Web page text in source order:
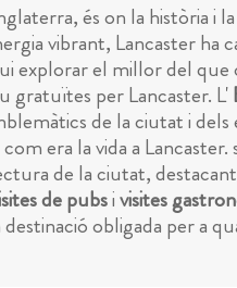
és on la història i
vibrant, Lancaster
explorar el millor del
gratuïtes per Lancaster. L'
de la ciutat i
era la vida a
de la ciutat,
de pubsivisites
obligada per a